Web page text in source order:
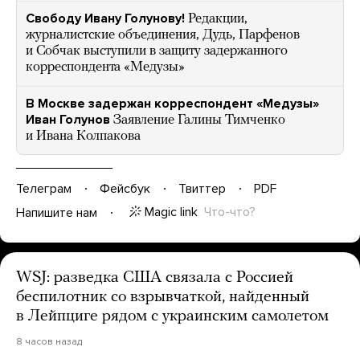
Свободу Ивану Голунову! Редакции,
журналистские объединения, Дудь, Парфенов
и Собчак выступили в защиту задержанного
корреспондента «Медузы»
В Москве задержан корреспондент «Медузы»
Иван Голунов Заявление Галины Тимченко
и Ивана Колпакова
Телеграм Фейсбук Твиттер
PDF
Напишите нам
Magic link Что-что?
WSJ: разведка США связала с Россией
беспилотник со взрывчаткой, найденный
в Лейпциге рядом с украинским самолетом
8 часов назад